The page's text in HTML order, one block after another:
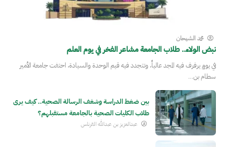
محمد الشيحان
نبض الولاء.. طلاب الجامعة مشاعر الفخر في يوم العلم
في يومٍ يرفرف فيه المجد عالياً، وتتجدد فيه قيم الوحدة والسيادة، احتفت جامعة الأمير
سطام بن…
بين ضغط الدراسة وشغف الرسالة الصحية.. كيف يرى
طلاب الكليات الصحية بالجامعة مستقبلهم؟
عبدالعزيز بن عبدالله القرناس